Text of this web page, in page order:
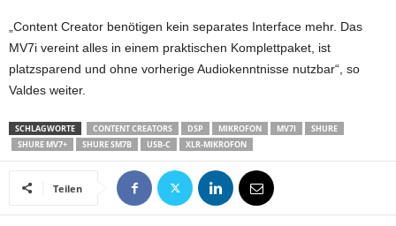
„Content Creator benötigen kein separates Interface mehr. Das
MV7i vereint alles in einem praktischen Komplettpaket, ist
platzsparend und ohne vorherige Audiokenntnisse nutzbar“, so
Valdes weiter.
SCHLAGWORTE CONTENT CREATORS DSP MIKROFON MV7I
SHURE
SHURE MV7+
SHURE SM7B USB-C XLR-MIKROFON
Teilen